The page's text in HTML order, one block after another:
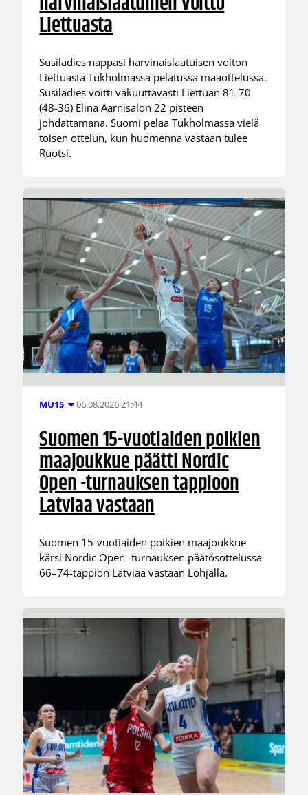
Liettuasta
Susiladies nappasi harvinaislaatuisen voiton
Liettuasta Tukholmassa pelatussa maaottelussa.
Susiladies voitti vakuuttavasti Liettuan 81-70
(48-36) Elina Aarnisalon 22 pisteen
johdattamana. Suomi pelaa Tukholmassa vielä
toisen ottelun, kun huomenna vastaan tulee
Ruotsi.
MU15 06.08.2026 21:44
Suomen 15-vuotiaiden poikien
maajoukkue päätti Nordic
Open -turnauksen tappioon
Latviaa vastaan
Suomen 15-vuotiaiden poikien maajoukkue
kärsi Nordic Open -turnauksen päätösottelussa
66–74-tappion Latviaa vastaan Lohjalla.